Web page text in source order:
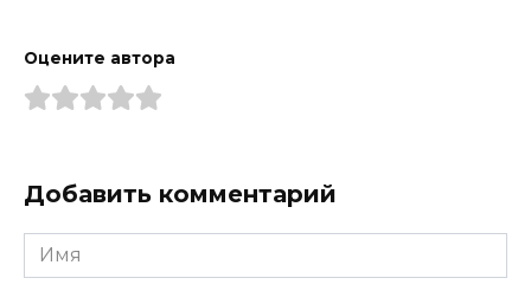
Оцените автора
Добавить комментарий
Имя
*